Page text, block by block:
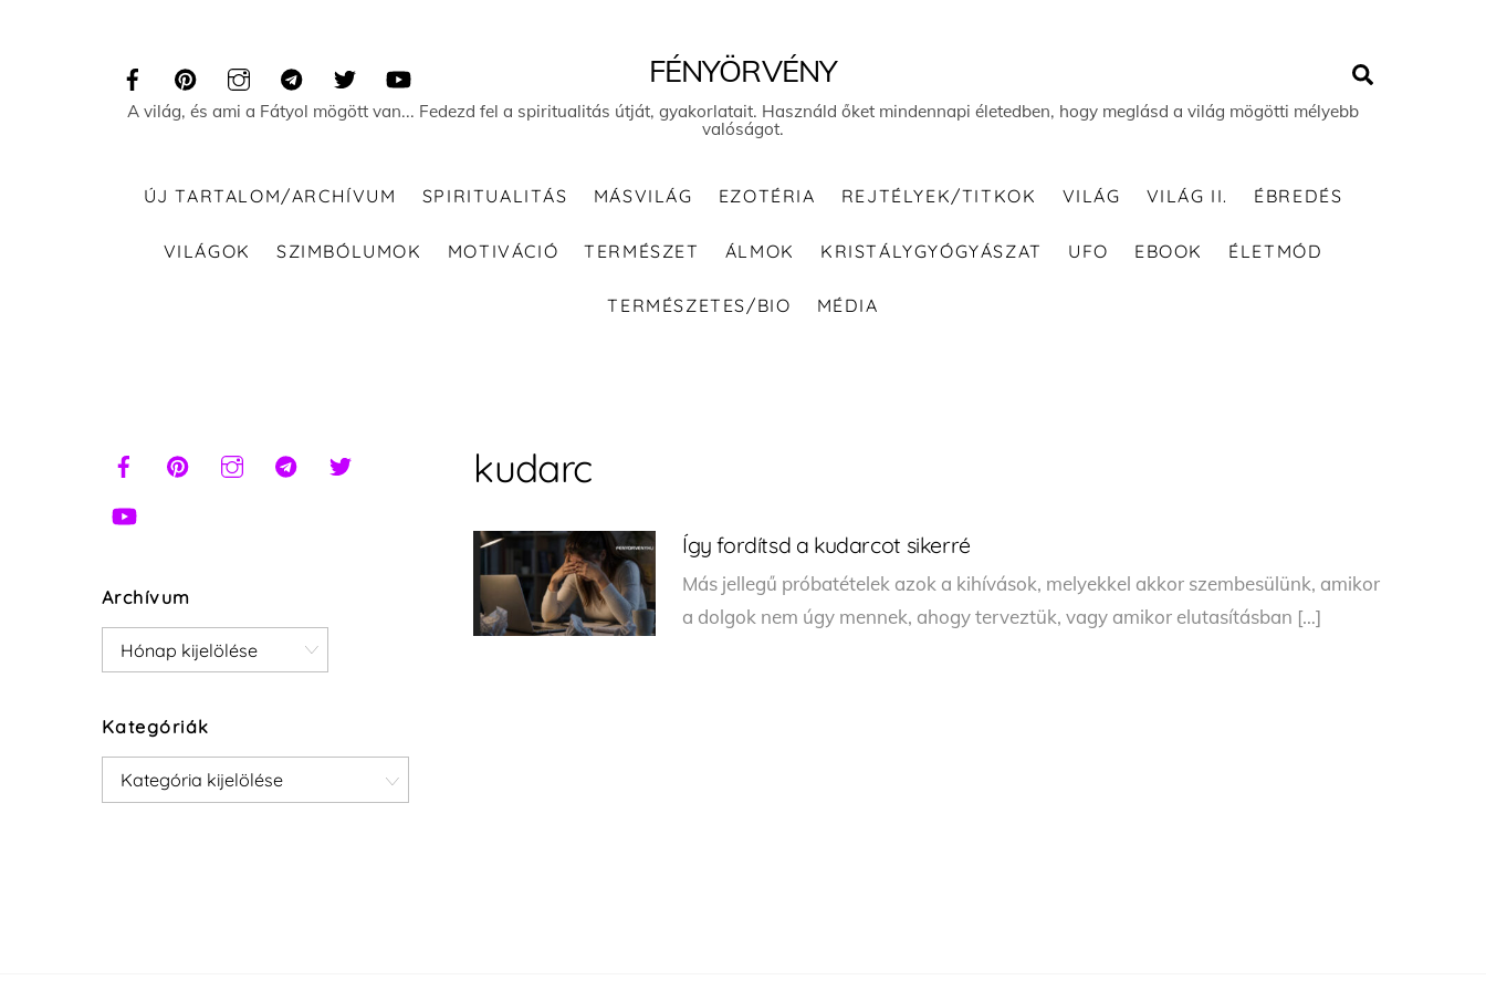
FÉNYÖRVÉNY
A világ, és ami a Fátyol mögött van... Fedezd fel a spiritualitás útját, gyakorlatait. Használd őket mindennapi életedben, hogy meglásd a világ mögötti mélyebb
valóságot.
ÚJ TARTALOM/ARCHÍVUM SPIRITUALITÁS MÁSVILÁG EZOTÉRIA REJTÉLYEK/TITKOK VILÁG VILÁG II. ÉBREDÉS
VILÁGOK SZIMBÓLUMOK MOTIVÁCIÓ TERMÉSZET ÁLMOK KRISTÁLYGYÓGYÁSZAT UFO EBOOK ÉLETMÓD
TERMÉSZETES/BIO MÉDIA
kudarc
Így fordítsd a kudarcot sikerré
Más jellegű próbatételek azok a kihívások, melyekkel akkor szembesülünk, amikor
a dolgok nem úgy mennek, ahogy terveztük, vagy amikor elutasításban […]
Archívum
Archívum
Kategóriák
Kategóriák